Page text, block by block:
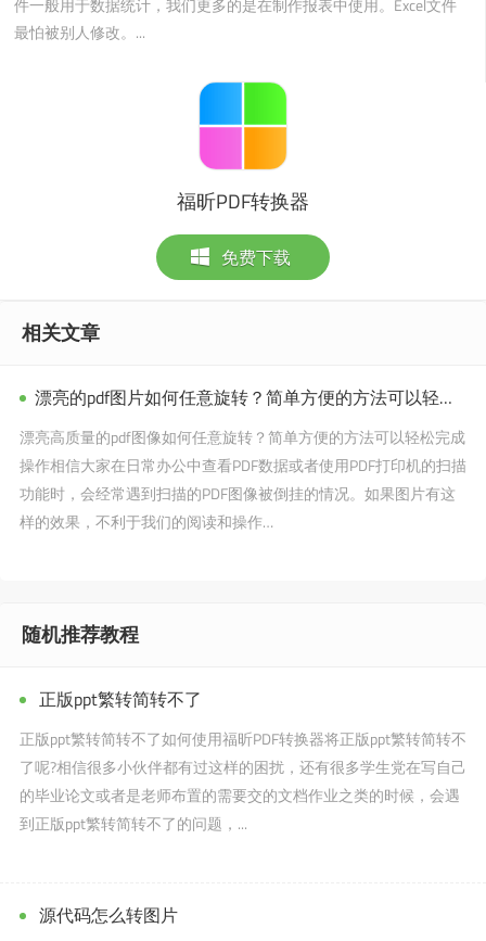
件一般用于数据统计，我们更多的是在制作报表中使用。Excel文件
最怕被别人修改。...
福昕PDF转换器
免费下载
相关文章
漂亮的pdf图片如何任意旋转？简单方便的方法可以轻松完成操作。
漂亮高质量的pdf图像如何任意旋转？简单方便的方法可以轻松完成
操作相信大家在日常办公中查看PDF数据或者使用PDF打印机的扫描
功能时，会经常遇到扫描的PDF图像被倒挂的情况。如果图片有这
样的效果，不利于我们的阅读和操作…
随机推荐教程
正版ppt繁转简转不了
正版ppt繁转简转不了如何使用福昕PDF转换器将正版ppt繁转简转不
了呢?相信很多小伙伴都有过这样的困扰，还有很多学生党在写自己
的毕业论文或者是老师布置的需要交的文档作业之类的时候，会遇
到正版ppt繁转简转不了的问题，...
源代码怎么转图片